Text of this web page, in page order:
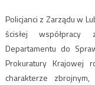
Policjanci z Zarządu w
ścisłej współpracy
Departamentu do
Prokuratury Krajowej
charakterze